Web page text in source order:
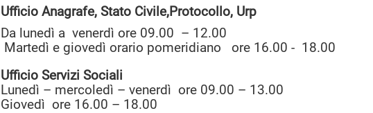
Ufficio Anagrafe, Stato Civile,Protocollo, Urp
Da lunedì a venerdì ore 09.00 – 12.00
Martedì e giovedì orario pomeridiano ore 16.00 - 18.00
Ufficio Servizi Sociali
Lunedì – mercoledì – venerdì ore 09.00 – 13.00
Giovedì ore 16.00 – 18.00